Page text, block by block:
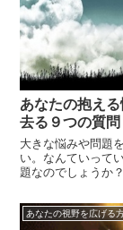
あなたの抱え
去る９つの質問
大きな悩みや問題
い。なんていって
題なのでしょうか
ケジュールで動い
忙しいとか...
あなたの視野を広げる